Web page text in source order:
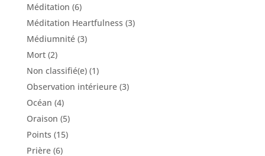
Méditation (6)
Méditation Heartfulness (3)
Médiumnité(3)
Mort(2)
Non classifié(e)(1)
Observation intérieure(3)
Océan (4)
Oraison (5)
Points (15)
Prière(6)